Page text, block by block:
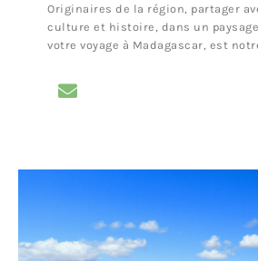
Originaires de la région, partager
culture et histoire, dans un
votre voyage à Madagascar, est